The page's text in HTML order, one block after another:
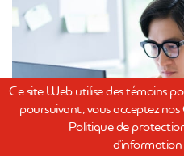
Ce site Web utilise des témoins
poursuivant, vous acceptez
Politique de
d'information